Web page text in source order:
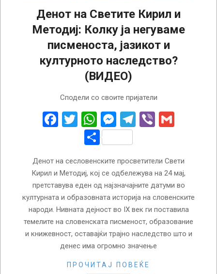
Денот на Светите Кирил и
Методиј: Колку ја негуваме
писменоста, јазикот и
културното наследство?
(ВИДЕО)
Сподели со своите пријатели
Facebook
Twitter
WhatsApp
Messenger
Telegram
Viber
Share
Денот на сесловенските просветители Свети
Кирил и Методиј, кој се одбележува на 24 мај,
претставува еден од најзначајните датуми во
културната и образовната историја на словенските
народи. Нивната дејност во IX век ги поставила
темелите на словенската писменост, образование
и книжевност, оставајќи трајно наследство што и
денес има огромно значење
ПРОЧИТАЈ ПОВЕЌЕ